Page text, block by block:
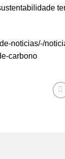
noticias/-/
carbono